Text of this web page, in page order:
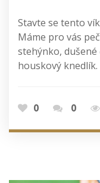
Stavte se tento
Máme pro vás
stehýnko,
houskový
0 0